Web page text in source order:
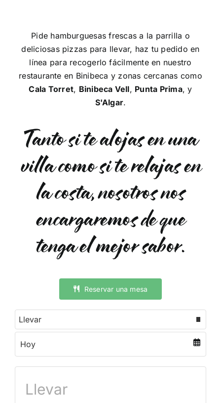
Pide hamburguesas frescas a la parrilla o
deliciosas pizzas para llevar, haz tu pedido en
línea para recogerlo fácilmente en nuestro
restaurante en Binibeca y zonas cercanas como
Cala Torret, Binibeca Vell, Punta Prima, y
S'Algar.
Tanto si te alojas en una
villa como si te relajas en
la costa, nosotros nos
encargaremos de que
tenga el mejor sabor.
Reservar una mesa
Seleccionar menú
Llevar